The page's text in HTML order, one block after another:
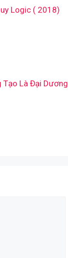
Logic ( 2018)
Tạo Là Đại Dương